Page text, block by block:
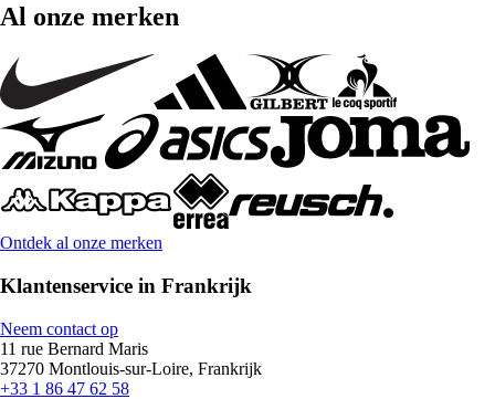
Al onze merken
Ontdek al onze merken
Klantenservice in Frankrijk
Neem contact op
11 rue Bernard Maris
37270 Montlouis-sur-Loire, Frankrijk
+33 1 86 47 62 58